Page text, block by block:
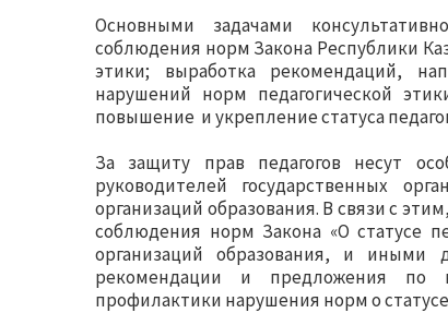
Основными задачами
соблюдения норм Закона Республики
этики; выработка рекомендаций,
нарушений норм педагогической
повышение и укрепление статуса
За защиту прав педагогов несут
руководителей государственных
организаций образования. В связи с
соблюдения норм Закона «О статусе
организаций образования, и иными
рекомендации и предложения по
профилактики нарушения норм о статусе